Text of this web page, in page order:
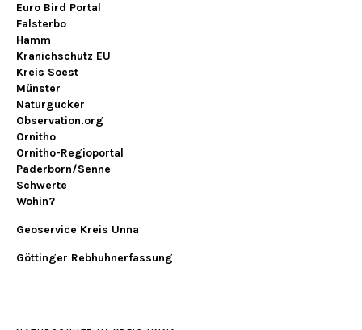
Euro Bird Portal
Falsterbo
Hamm
Kranichschutz EU
Kreis Soest
Münster
Naturgucker
Observation.org
Ornitho
Ornitho-Regioportal
Paderborn/Senne
Schwerte
Wohin?
Geoservice Kreis Unna
Göttinger Rebhuhnerfassung